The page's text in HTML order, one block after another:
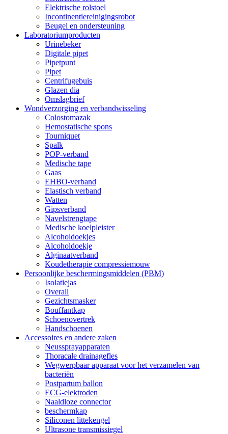
Elektrische rolstoel
Incontinentiereinigingsrobot
Beugel en ondersteuning
Laboratoriumproducten
Urinebeker
Digitale pipet
Pipetpunt
Pipet
Centrifugebuis
Glazen dia
Omslagbrief
Wondverzorging en verbandwisseling
Colostomazak
Hemostatische spons
Tourniquet
Spalk
POP-verband
Medische tape
Gaas
EHBO-verband
Elastisch verband
Watten
Gipsverband
Navelstrengtape
Medische koelpleister
Alcoholdoekjes
Alcoholdoekje
Alginaatverband
Koudetherapie compressiemouw
Persoonlijke beschermingsmiddelen (PBM)
Isolatiejas
Overall
Gezichtsmasker
Bouffantkap
Schoenovertrek
Handschoenen
Accessoires en andere zaken
Neussprayapparaten
Thoracale drainagefles
Wegwerpbaar apparaat voor het verzamelen van
bacteriën
Postpartum ballon
ECG-elektroden
Naaldloze connector
beschermkap
Siliconen littekengel
Ultrasone transmissiegel